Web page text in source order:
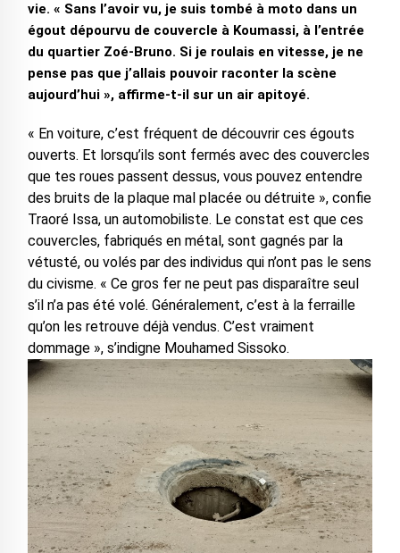
vie. « Sans l’avoir vu, je suis tombé à moto dans un
égout dépourvu de couvercle à Koumassi, à l’entrée
du quartier Zoé-Bruno. Si je roulais en vitesse, je ne
pense pas que j’allais pouvoir raconter la scène
aujourd’hui », affirme-t-il sur un air apitoyé.
« En voiture, c’est fréquent de découvrir ces égouts
ouverts. Et lorsqu’ils sont fermés avec des couvercles
que tes roues passent dessus, vous pouvez entendre
des bruits de la plaque mal placée ou détruite », confie
Traoré Issa, un automobiliste. Le constat est que ces
couvercles, fabriqués en métal, sont gagnés par la
vétusté, ou volés par des individus qui n’ont pas le sens
du civisme. « Ce gros fer ne peut pas disparaître seul
s’il n’a pas été volé. Généralement, c’est à la ferraille
qu’on les retrouve déjà vendus. C’est vraiment
dommage », s’indigne Mouhamed Sissoko.